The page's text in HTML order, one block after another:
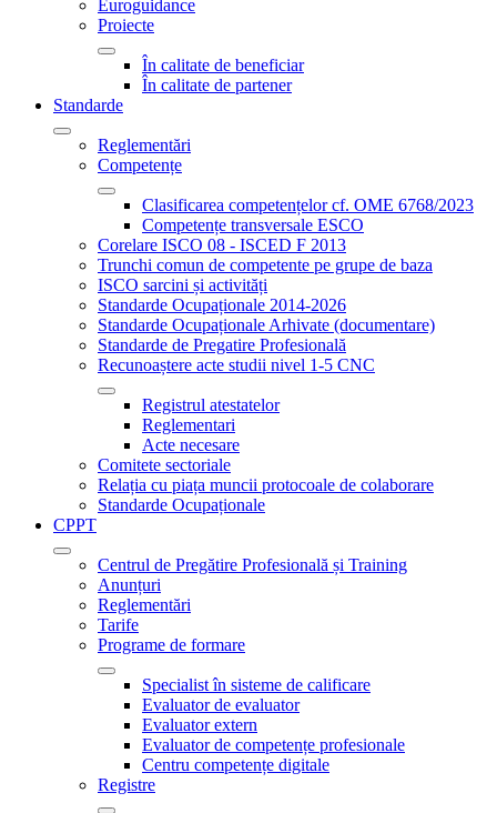
Euroguidance
Proiecte
În calitate de beneficiar
În calitate de partener
Standarde
Reglementări
Competențe
Clasificarea competențelor cf. OME 6768/2023
Competențe transversale ESCO
Corelare ISCO 08 - ISCED F 2013
Trunchi comun de competente pe grupe de baza
ISCO sarcini și activități
Standarde Ocupaționale 2014-2026
Standarde Ocupaționale Arhivate (documentare)
Standarde de Pregatire Profesională
Recunoaștere acte studii nivel 1-5 CNC
Registrul atestatelor
Reglementari
Acte necesare
Comitete sectoriale
Relația cu piața muncii protocoale de colaborare
Standarde Ocupaționale
CPPT
Centrul de Pregătire Profesională și Training
Anunțuri
Reglementări
Tarife
Programe de formare
Specialist în sisteme de calificare
Evaluator de evaluator
Evaluator extern
Evaluator de competențe profesionale
Centru competențe digitale
Registre